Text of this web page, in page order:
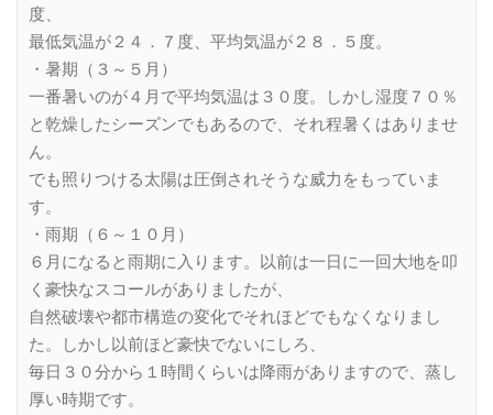
度、
最低気温が２４．７度、平均気温が２８．５度。
・暑期（３～５月）
一番暑いのが４月で平均気温は３０度。しかし湿度７０％
と乾燥したシーズンでもあるので、それ程暑くはありませ
ん。
でも照りつける太陽は圧倒されそうな威力をもっていま
す。
・雨期（６～１０月）
６月になると雨期に入ります。以前は一日に一回大地を叩
く豪快なスコールがありましたが、
自然破壊や都市構造の変化でそれほどでもなくなりまし
た。しかし以前ほど豪快でないにしろ、
毎日３０分から１時間くらいは降雨がありますので、蒸し
厚い時期です。